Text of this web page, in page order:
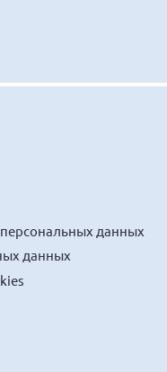
данных
данных